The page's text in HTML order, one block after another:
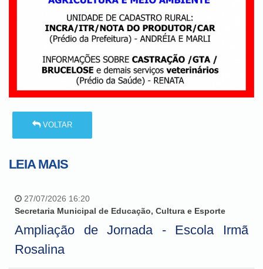
VOLTAR
LEIA MAIS
27/07/2026 16:20
Secretaria Municipal de Educação, Cultura e Esporte
Ampliação de Jornada - Escola Irmã
Rosalina